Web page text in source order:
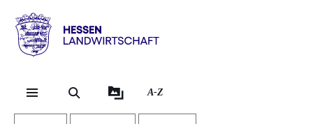
Hessen
Landwirtschaft
A-Z